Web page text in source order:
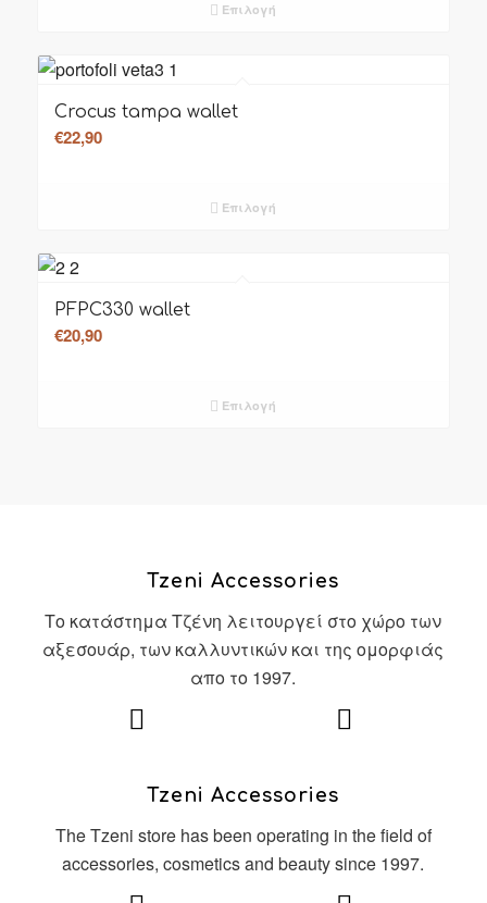
Επιλογή
Crocus tampa wallet
€22,90
Επιλογή
PFPC330 wallet
€20,90
Επιλογή
Tzeni Accessories
Το κατάστημα Τζένη λειτουργεί στο χώρο των
αξεσουάρ, των καλλυντικών και της ομορφιάς
απο το 1997.
Tzeni Accessories
The Tzeni store has been operating in the field of
accessories, cosmetics and beauty since 1997.